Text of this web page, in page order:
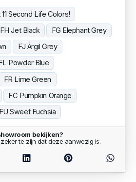
Second Life Colors!
FH Jet Black
FG Elephant Grey
FJ Argil Grey
FL Powder Blue
FR Lime Green
FC Pumpkin Orange
FU Sweet Fuchsia
bekijken?
te zijn dat deze aanwezig is.